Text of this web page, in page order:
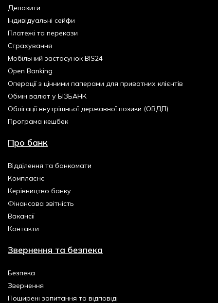
Депозити
Індивідуальні сейфи
Платежі та перекази
Страхування
Мобільний застосунок BIS24
Open Banking
Операції з цінними паперами для приватних клієнтів
Обмін валют у БІЗБАНК
Облігації внутрішньої державної позики (ОВДП)
Програма кешбек
Про банк
Відділення та банкомати
Комплаєнс
Керівництво банку
Фінансова звітність
Вакансії
Контакти
Звернення та безпека
Безпека
Звернення
Поширені запитання та відповіді